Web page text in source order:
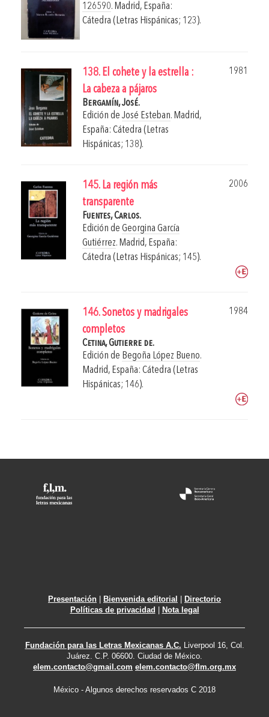
126590. Madrid, España:
Cátedra (Letras Hispánicas; 123).
138. El cohete y la estrella :
La cabeza a pájaros
1981
Bergamín, José.
Edición de José Esteban. Madrid,
España: Cátedra (Letras
Hispánicas; 138).
145. La región más
transparente
2006
Fuentes, Carlos.
Edición de Georgina García
Gutiérrez. Madrid, España:
Cátedra (Letras Hispánicas; 145).
146. Sonetos y madrigales
completos
1984
Cetina, Gutierre de.
Edición de Begoña López Bueno.
Madrid, España: Cátedra (Letras
Hispánicas; 146).
Presentación Bienvenida editorial
Directorio
Políticas de privacidad
Nota legal
Fundación para las Letras Mexicanas A.C. Liverpool 16, Col.
Juárez. C.P. 06600. Ciudad de México.
elem.contacto@gmail.com elem.contacto@flm.org.mx
México - Algunos derechos reservados C 2018